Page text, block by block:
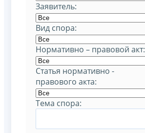
Заявитель:
Вид спора:
Нормативно – правовой акт:
Статья нормативно -
правового акта:
Тема спора: